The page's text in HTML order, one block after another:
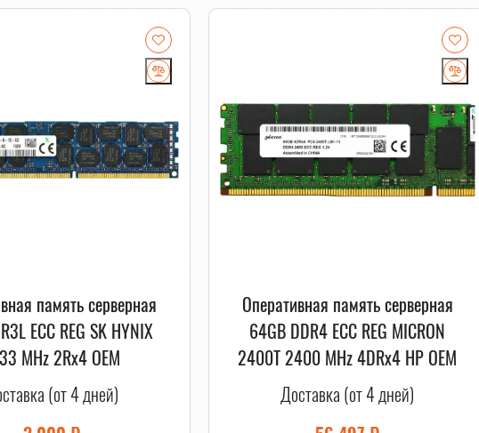
память серверная
ECC REG SK HYNIX
MHz 2Rx4 OEM
(от 4 дней)
Оперативная память серверная
64GB DDR4 ECC REG MICRON
2400T 2400 MHz 4DRx4 HP OEM
Доставка (от 4 дней)